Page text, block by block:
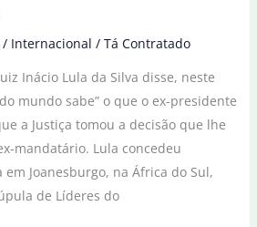
/ Internacional / Tá Contratado
Inácio Lula da Silva disse, neste
mundo sabe” o que o ex-presidente
a Justiça tomou a decisão que lhe
mandatário. Lula concedeu
Joanesburgo, na África do Sul,
de Líderes do